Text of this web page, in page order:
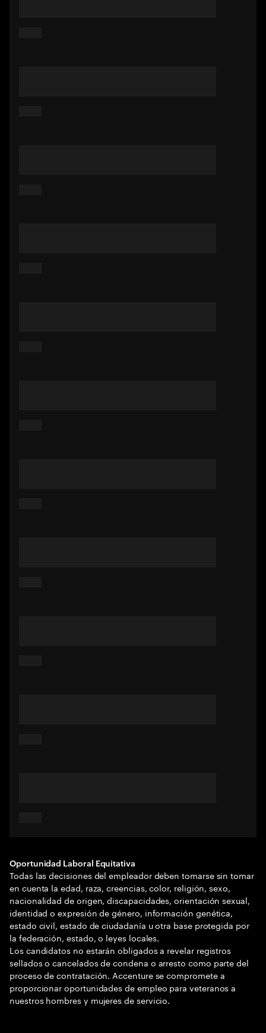
Oportunidad Laboral Equitativa
Todas las decisiones del empleador deben tomarse sin tomar
en cuenta la edad, raza, creencias, color, religión, sexo,
nacionalidad de origen, discapacidades, orientación sexual,
identidad o expresión de género, información genética,
estado civil, estado de ciudadanía u otra base protegida por
la federación, estado, o leyes locales.
Los candidatos no estarán obligados a revelar registros
sellados o cancelados de condena o arresto como parte del
proceso de contratación. Accenture se compromete a
proporcionar oportunidades de empleo para veteranos a
nuestros hombres y mujeres de servicio.